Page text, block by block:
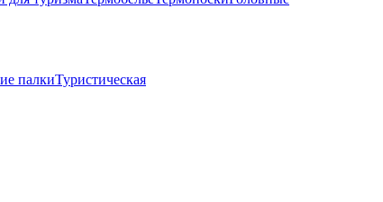
палкиТуристическая